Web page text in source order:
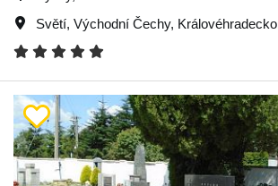
Světí, Východní Čechy, Královéhradecko